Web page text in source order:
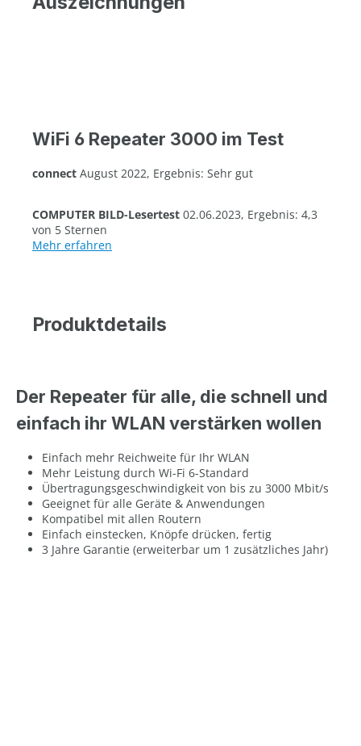
WiFi 6 Repeater 3000 im Test
connect August 2022, Ergebnis: Sehr gut
COMPUTER BILD-Lesertest 02.06.2023, Ergebnis: 4,3
von 5 Sternen
Mehr erfahren
Produktdetails
Der Repeater für alle, die schnell und
einfach ihr WLAN verstärken wollen
Einfach mehr Reichweite für Ihr WLAN
Mehr Leistung durch Wi-Fi 6-Standard
Übertragungsgeschwindigkeit von bis zu 3000 Mbit/s
Geeignet für alle Geräte & Anwendungen
Kompatibel mit allen Routern
Einfach einstecken, Knöpfe drücken, fertig
3 Jahre Garantie (erweiterbar um 1 zusätzliches Jahr)